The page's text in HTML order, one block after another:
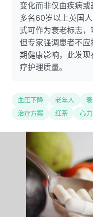
变化而非仅由疾病
多名60岁以上英国
式可作为衰老标志，
但专家强调患者不
期健康影响，此发
疗护理质量。
血压下降 老年人
治疗方案
红茶 心